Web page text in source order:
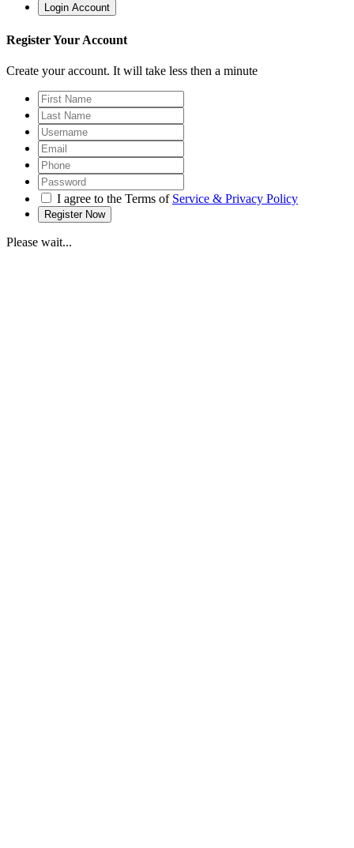
Register Your Account
Create your account. It will take less then a minute
I agree to the Terms of Service & Privacy Policy
Please wait...